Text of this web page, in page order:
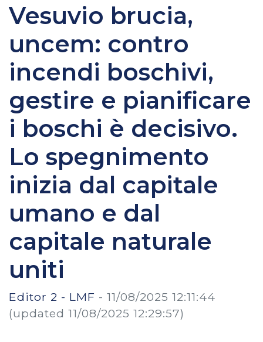
Vesuvio brucia,
uncem: contro
incendi boschivi,
gestire e pianificare
i boschi è decisivo.
Lo spegnimento
inizia dal capitale
umano e dal
capitale naturale
uniti
Editor 2 - LMF - 11/08/2025 12:11:44
(updated 11/08/2025 12:29:57)